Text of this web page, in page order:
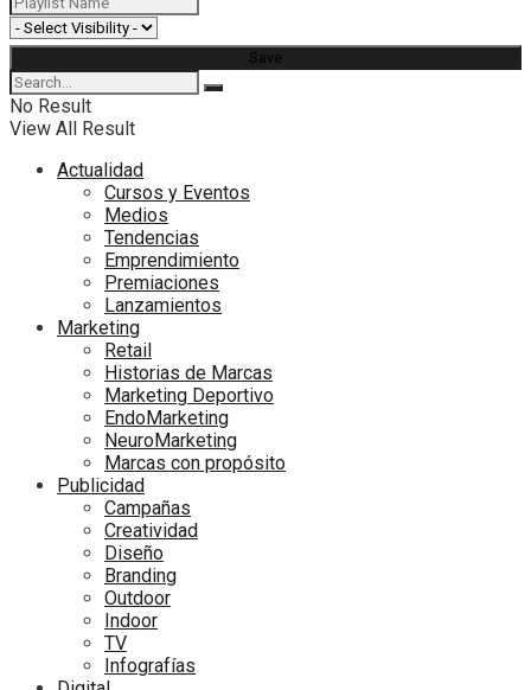
No Result
View All Result
Actualidad
Cursos y Eventos
Medios
Tendencias
Emprendimiento
Premiaciones
Lanzamientos
Marketing
Retail
Historias de Marcas
Marketing Deportivo
EndoMarketing
NeuroMarketing
Marcas con propósito
Publicidad
Campañas
Creatividad
Diseño
Branding
Outdoor
Indoor
TV
Infografías